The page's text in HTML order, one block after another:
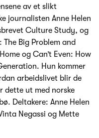
av et slikt
journalisten Anne Helen
Culture Study, og
Big Problem and
og Can’t Even: How
Hun kommer
arbeidslivet blir de
dette ut med norske
Deltakere: Anne Helen
Negassi og Mette